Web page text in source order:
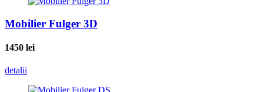
Mobilier Fulger 3D
1450 lei
detalii